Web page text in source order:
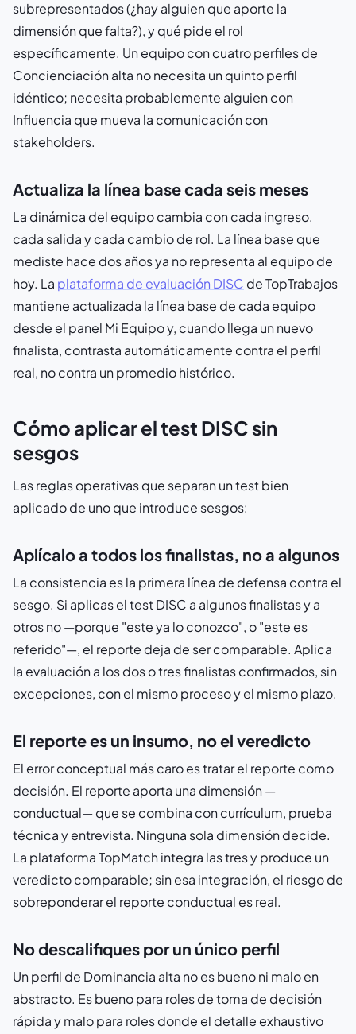
subrepresentados (¿hay alguien que aporte la
dimensión que falta?), y qué pide el rol
específicamente. Un equipo con cuatro perfiles de
Concienciación alta no necesita un quinto perfil
idéntico; necesita probablemente alguien con
Influencia que mueva la comunicación con
stakeholders.
Actualiza la línea base cada seis meses
La dinámica del equipo cambia con cada ingreso,
cada salida y cada cambio de rol. La línea base que
mediste hace dos años ya no representa al equipo de
hoy. La plataforma de evaluación DISC de TopTrabajos
mantiene actualizada la línea base de cada equipo
desde el panel Mi Equipo y, cuando llega un nuevo
finalista, contrasta automáticamente contra el perfil
real, no contra un promedio histórico.
Cómo aplicar el test DISC sin
sesgos
Las reglas operativas que separan un test bien
aplicado de uno que introduce sesgos:
Aplícalo a todos los finalistas, no a algunos
La consistencia es la primera línea de defensa contra el
sesgo. Si aplicas el test DISC a algunos finalistas y a
otros no —porque "este ya lo conozco", o "este es
referido"—, el reporte deja de ser comparable. Aplica
la evaluación a los dos o tres finalistas confirmados, sin
excepciones, con el mismo proceso y el mismo plazo.
El reporte es un insumo, no el veredicto
El error conceptual más caro es tratar el reporte como
decisión. El reporte aporta una dimensión —
conductual— que se combina con currículum, prueba
técnica y entrevista. Ninguna sola dimensión decide.
La plataforma TopMatch integra las tres y produce un
veredicto comparable; sin esa integración, el riesgo de
sobreponderar el reporte conductual es real.
No descalifiques por un único perfil
Un perfil de Dominancia alta no es bueno ni malo en
abstracto. Es bueno para roles de toma de decisión
rápida y malo para roles donde el detalle exhaustivo